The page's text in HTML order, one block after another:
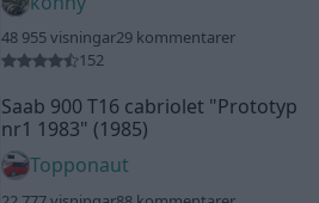
48 955 visningar29 kommentarer
152
Saab 900 T16 cabriolet "Prototyp
nr1 1983" (1985)
Topponaut